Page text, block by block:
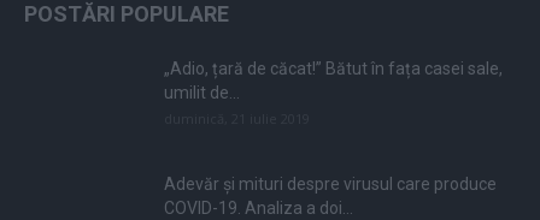
POSTĂRI POPULARE
„Adio, țară de căcat!” Bătut în fața casei sale,
umilit de...
Adevăr și mituri despre virusul care produce
COVID-19. Analiza a doi...